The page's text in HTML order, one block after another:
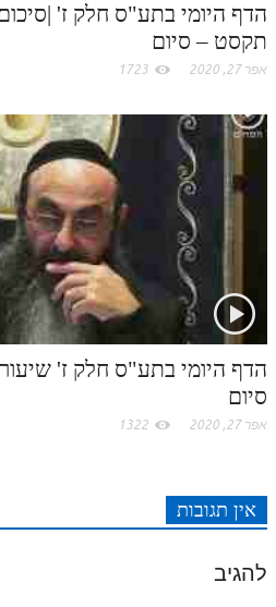
תקסט – סיום
אפר 27, 2020 1723
סיום
אפר 27, 2020 1322
אין תגובות
להגיב